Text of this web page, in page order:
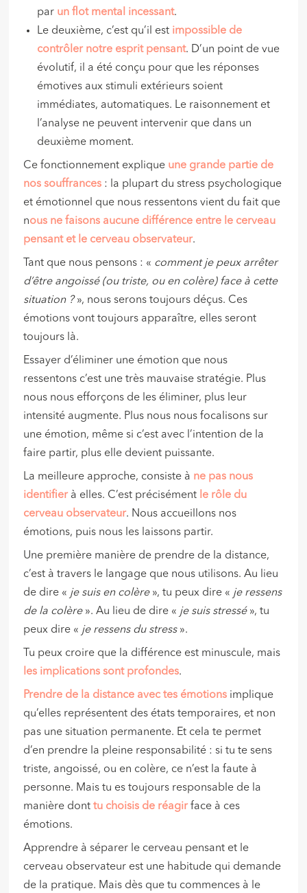
par un flot mental incessant.
Le deuxième, c’est qu’il est impossible de
contrôler notre esprit pensant. D’un point de vue
évolutif, il a été conçu pour que les réponses
émotives aux stimuli extérieurs soient
immédiates, automatiques. Le raisonnement et
l’analyse ne peuvent intervenir que dans un
deuxième moment.
Ce fonctionnement explique une grande partie de
nos souffrances : la plupart du stress psychologique
et émotionnel que nous ressentons vient du fait que
nous ne faisons aucune différence entre le cerveau
pensant et le cerveau observateur.
Tant que nous pensons : « comment je peux arrêter
d’être angoissé (ou triste, ou en colère) face à cette
situation ?», nous serons toujours déçus. Ces
émotions vont toujours apparaître, elles seront
toujours là.
Essayer d’éliminer une émotion que nous
ressentons c’est une très mauvaise stratégie. Plus
nous nous efforçons de les éliminer, plus leur
intensité augmente. Plus nous nous focalisons sur
une émotion, même si c’est avec l’intention de la
faire partir, plus elle devient puissante.
La meilleure approche, consiste à ne pas nous
identifierà elles. C’est précisément le rôle du
cerveau observateur. Nous accueillons nos
émotions, puis nous les laissons partir.
Une première manière de prendre de la distance,
c’est à travers le langage que nous utilisons. Au lieu
de dire « je suis en colère», tu peux dire « je ressens
de la colère». Au lieu de dire « je suis stressé», tu
peux dire « je ressens du stress ».
Tu peux croire que la différence est minuscule, mais
les implications sont profondes.
Prendre de la distance avec tes émotions implique
qu’elles représentent des états temporaires, et non
pas une situation permanente. Et cela te permet
d’en prendre la pleine responsabilité : si tu te sens
triste, angoissé, ou en colère, ce n’est la faute à
personne. Mais tu es toujours responsable de la
manière donttu choisis de réagirface à ces
émotions.
Apprendre à séparer le cerveau pensant et le
cerveau observateur est une habitude qui demande
de la pratique. Mais dès que tu commences à le